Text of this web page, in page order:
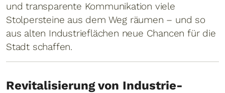
und transparente Kommunikation viele
Stolpersteine aus dem Weg räumen – und so
aus alten Industrieflächen neue Chancen für die
Stadt schaffen.
Revitalisierung von Industrie-